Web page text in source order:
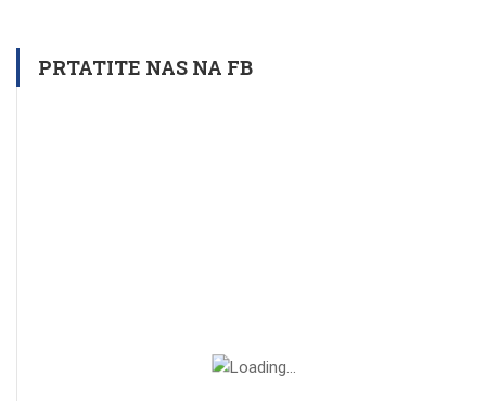
PRTATITE NAS NA FB